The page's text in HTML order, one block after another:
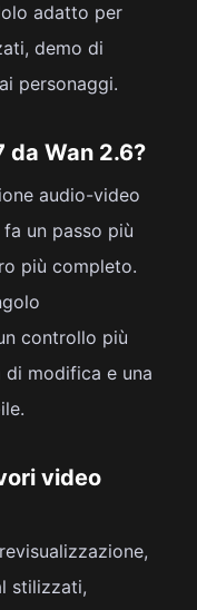
adatto per
demo di
personaggi.
da Wan 2.6?
audio-video
un passo più
più completo.
controllo più
modifica e una
video
stilizzati,